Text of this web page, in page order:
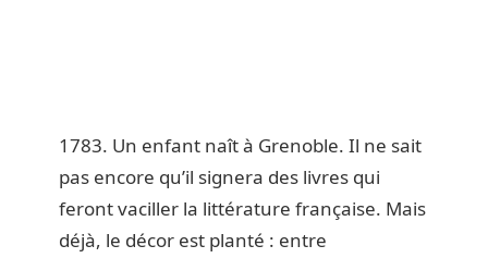
1783. Un enfant naît à Grenoble. Il ne sait
pas encore qu’il signera des livres qui
feront vaciller la littérature française. Mais
déjà, le décor est planté : entre